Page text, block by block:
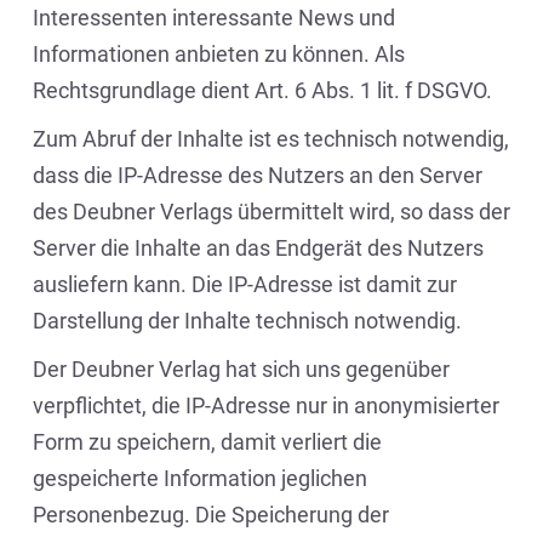
Interessenten interessante News und
Informationen anbieten zu können. Als
Rechtsgrundlage dient Art. 6 Abs. 1 lit. f DSGVO.
Zum Abruf der Inhalte ist es technisch notwendig,
dass die IP-Adresse des Nutzers an den Server
des Deubner Verlags übermittelt wird, so dass der
Server die Inhalte an das Endgerät des Nutzers
ausliefern kann. Die IP-Adresse ist damit zur
Darstellung der Inhalte technisch notwendig.
Der Deubner Verlag hat sich uns gegenüber
verpflichtet, die IP-Adresse nur in anonymisierter
Form zu speichern, damit verliert die
gespeicherte Information jeglichen
Personenbezug. Die Speicherung der